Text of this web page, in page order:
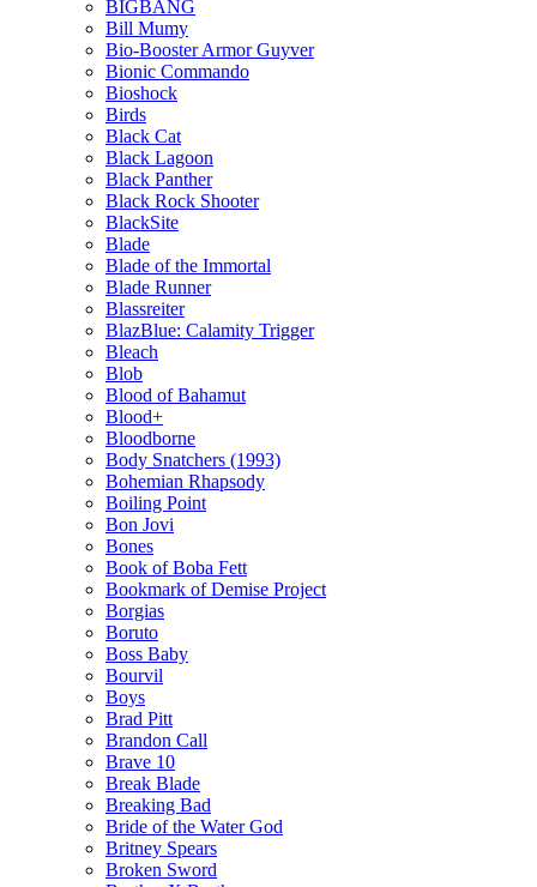
BIGBANG
Bill Mumy
Bio-Booster Armor Guyver
Bionic Commando
Bioshock
Birds
Black Cat
Black Lagoon
Black Panther
Black Rock Shooter
BlackSite
Blade
Blade of the Immortal
Blade Runner
Blassreiter
BlazBlue: Calamity Trigger
Bleach
Blob
Blood of Bahamut
Blood+
Bloodborne
Body Snatchers (1993)
Bohemian Rhapsody
Boiling Point
Bon Jovi
Bones
Book of Boba Fett
Bookmark of Demise Project
Borgias
Boruto
Boss Baby
Bourvil
Boys
Brad Pitt
Brandon Call
Brave 10
Break Blade
Breaking Bad
Bride of the Water God
Britney Spears
Broken Sword